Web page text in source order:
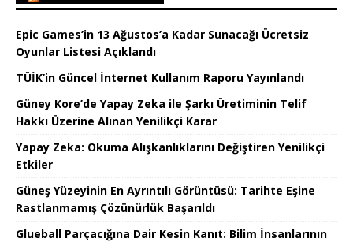
Epic Games’in 13 Ağustos’a Kadar Sunacağı Ücretsiz
Oyunlar Listesi Açıklandı
TÜİK’in Güncel İnternet Kullanım Raporu Yayınlandı
Güney Kore’de Yapay Zeka ile Şarkı Üretiminin Telif
Hakkı Üzerine Alınan Yenilikçi Karar
Yapay Zeka: Okuma Alışkanlıklarını Değiştiren Yenilikçi
Etkiler
Güneş Yüzeyinin En Ayrıntılı Görüntüsü: Tarihte Eşine
Rastlanmamış Çözünürlük Başarıldı
Glueball Parçacığına Dair Kesin Kanıt: Bilim İnsanlarının